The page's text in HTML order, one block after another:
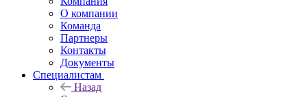
О компании
Команда
Партнеры
Контакты
Документы
Специалистам
Назад